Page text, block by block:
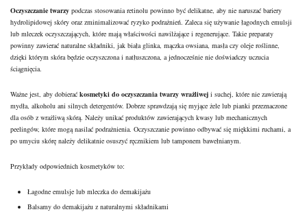
Oczyszczanie twarzy podczas stosowania retinolu powinno być delikatne, aby nie naruszać bariery
hydrolipidowej skóry oraz zminimalizować ryzyko podrażnień. Zaleca się używanie łagodnych emulsji
lub mleczek oczyszczających, które mają właściwości nawilżające i regenerujące. Takie preparaty
powinny zawierać naturalne składniki, jak biała glinka, mączka owsiana, masła czy oleje roślinne,
dzięki którym skóra będzie oczyszczona i natłuszczona, a jednocześnie nie doświadczy uczucia
ściągnięcia.
Ważne jest, aby dobierać kosmetyki do oczyszczania twarzy wrażliwej i suchej, które nie zawierają
mydła, alkoholu ani silnych detergentów. Dobrze sprawdzają się myjące żele lub pianki przeznaczone
dla osób z wrażliwą skórą. Należy unikać produktów zawierających kwasy lub mechanicznych
peelingów, które mogą nasilać podrażnienia. Oczyszczanie powinno odbywać się miękkimi ruchami, a
po umyciu skórę należy delikatnie osuszyć ręcznikiem lub tamponem bawełnianym.
Przykłady odpowiednich kosmetyków to:
Łagodne emulsje lub mleczka do demakijażu
Balsamy do demakijażu z naturalnymi składnikami